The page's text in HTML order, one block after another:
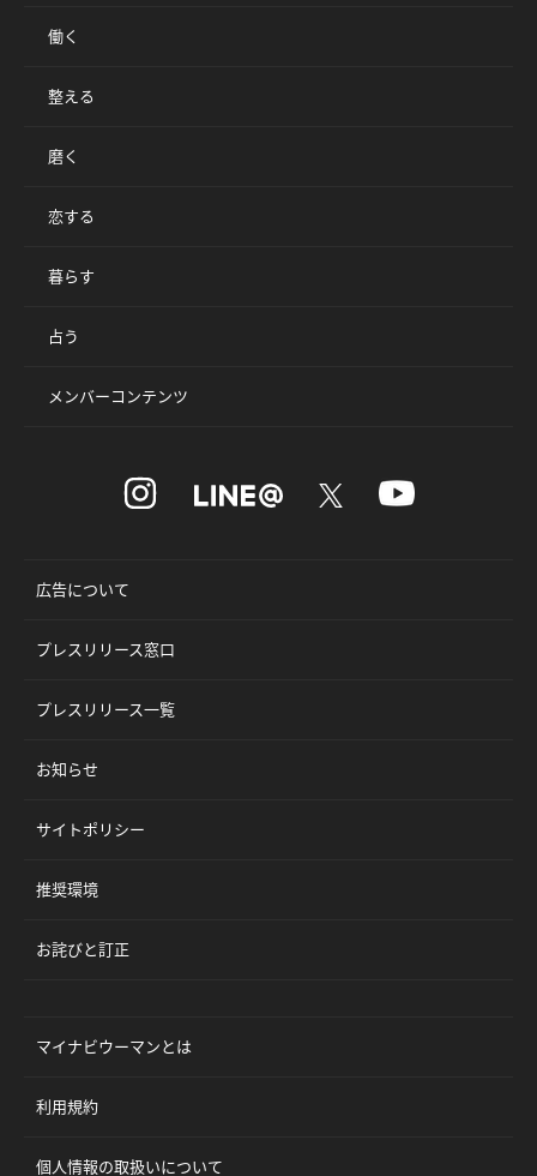
働く
整える
磨く
恋する
暮らす
占う
メンバーコンテンツ
広告について
プレスリリース窓口
プレスリリース一覧
お知らせ
サイトポリシー
推奨環境
お詫びと訂正
マイナビウーマンとは
利用規約
個人情報の取扱いについて